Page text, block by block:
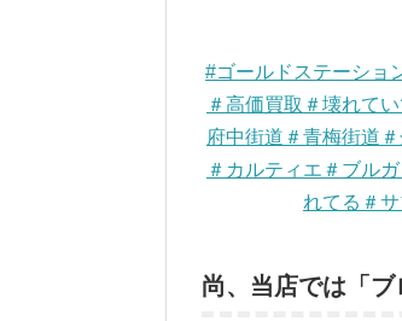
#ゴールドステーショ
＃高価買取＃壊れて
府中街道＃青梅街道
＃カルティエ＃ブル
れてる＃
尚、当店では「ブ